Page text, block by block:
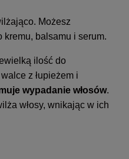
Możesz
balsamu i serum.
ilość do
z łupieżem i
wypadanie włosów.
włosy, wnikając w ich